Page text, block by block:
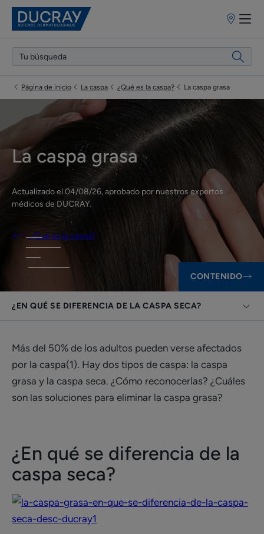
Puntos
venta
Página de inicio La caspa ¿Qué es la caspa? La caspa grasa
La caspa grasa
Actualizado el 04/08/26, aprobado por nuestros expertos
médicos de DUCRAY.
¿Qué es la caspa?
CONTENIDO
¿EN QUÉ SE DIFERENCIA DE LA CASPA SECA?
Más del 50% de los adultos pueden verse afectados
por la caspa(1). Hay dos tipos de caspa: la caspa
grasa y la caspa seca. ¿Cómo reconocerlas? ¿Cuáles
son las soluciones para eliminar la caspa grasa?
¿En qué se diferencia de la
caspa seca?